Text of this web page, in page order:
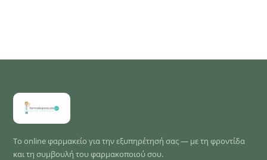
Το online φαρμακείο για την εξυπηρέτησή σας — με τη φροντίδα
και τη συμβουλή του φαρμακοποιού σου.